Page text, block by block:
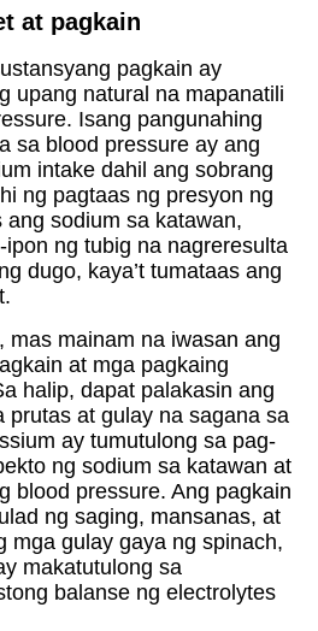
at pagkain
pagkain ay
upang natural na mapanatili
Isang pangunahing
sa blood pressure ay ang
intake dahil ang sobrang
ng pagtaas ng presyon ng
sodium sa katawan,
ng tubig na nagreresulta
dugo, kaya’t tumataas ang
mas mainam na iwasan ang
at mga pagkaing
halip, dapat palakasin ang
prutas at gulay na sagana sa
ay tumutulong sa pag-
ng sodium sa katawan at
blood pressure. Ang pagkain
ng saging, mansanas, at
mga gulay gaya ng spinach,
makatutulong sa
balanse ng electrolytes